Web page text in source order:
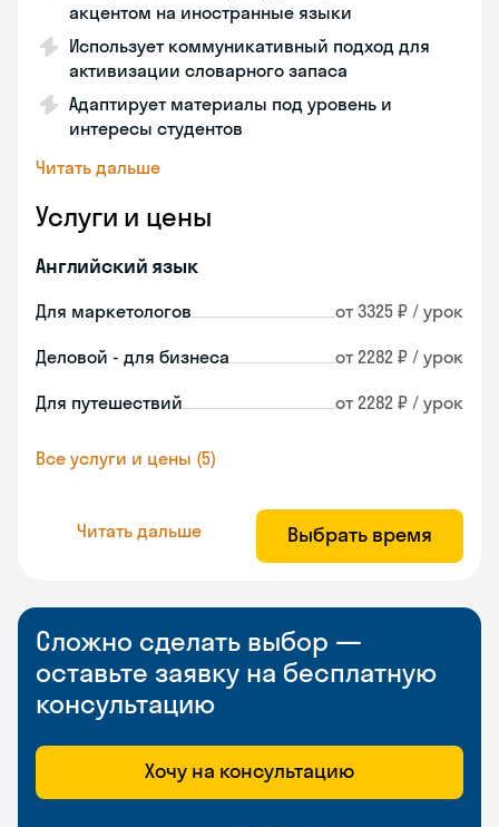
акцентом на иностранные языки
Использует коммуникативный подход для
активизации словарного запаса
Адаптирует материалы под уровень и
интересы студентов
Читать дальше
Услуги и цены
Английский язык
Для маркетологов от 3325 ₽ / урок
Деловой - для бизнеса от 2282 ₽ / урок
Для путешествий от 2282 ₽ / урок
Все услуги и цены (5)
Читать дальше Выбрать время
Сложно сделать выбор —
оставьте заявку на бесплатную
консультацию
Хочу на консультацию